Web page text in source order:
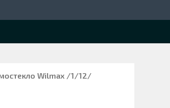
Wilmax /1/12/